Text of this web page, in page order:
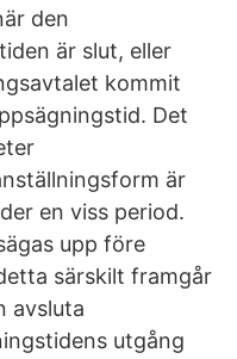
den
är slut, eller
kommit
Det
är
en viss period.
upp före
särskilt framgår
avsluta
utgång